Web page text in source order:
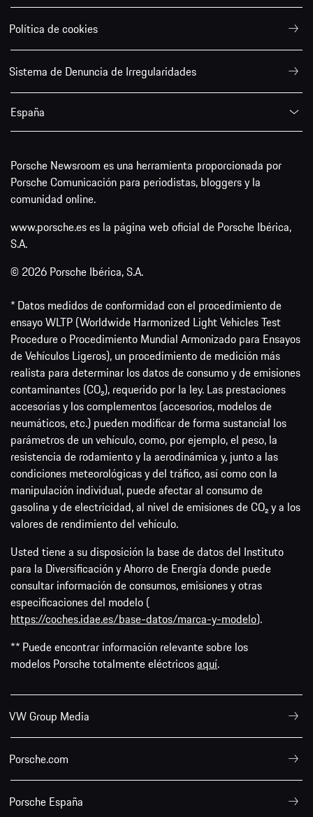
Política de cookies
Sistema de Denuncia de Irregularidades
España
Porsche Newsroom es una herramienta proporcionada por
Porsche Comunicación para periodistas, bloggers y la
comunidad online.
www.porsche.es es la página web oficial de Porsche Ibérica,
S.A.
© 2026 Porsche Ibérica, S.A.
* Datos medidos de conformidad con el procedimiento de
ensayo WLTP (Worldwide Harmonized Light Vehicles Test
Procedure o Procedimiento Mundial Armonizado para Ensayos
de Vehículos Ligeros), un procedimiento de medición más
realista para determinar los datos de consumo y de emisiones
contaminantes (CO₂), requerido por la ley. Las prestaciones
accesorias y los complementos (accesorios, modelos de
neumáticos, etc.) pueden modificar de forma sustancial los
parámetros de un vehículo, como, por ejemplo, el peso, la
resistencia de rodamiento y la aerodinámica y, junto a las
condiciones meteorológicas y del tráfico, así como con la
manipulación individual, puede afectar al consumo de
gasolina y de electricidad, al nivel de emisiones de CO₂ y a los
valores de rendimiento del vehículo.
Usted tiene a su disposición la base de datos del Instituto
para la Diversificación y Ahorro de Energía donde puede
consultar información de consumos, emisiones y otras
especificaciones del modelo (
https://coches.idae.es/base-datos/marca-y-modelo).
** Puede encontrar información relevante sobre los
modelos Porsche totalmente eléctricosaquí.
VW Group Media
Porsche.com
Porsche España